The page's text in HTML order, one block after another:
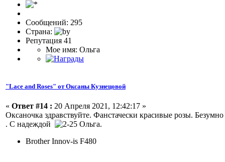
Сообщений: 295
Страна:
Репутация 41
Мое имя: Ольга
"Lace and Roses" от Оксаны Кузнецовой
« Ответ #14 : 20 Апреля 2021, 12:42:17 »
Оксаночка здравствуйте. Фанстачески красивые розы.
. С надеждой
Ольга.
Brother Innov-is F480